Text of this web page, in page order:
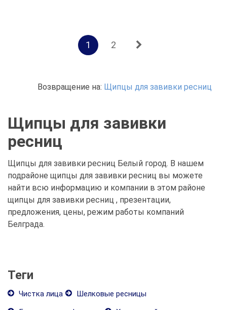
1 2
Возвращение на: Щипцы для завивки ресниц
Щипцы для завивки
ресниц
Щипцы для завивки ресниц Белый город. В нашем
подрайоне щипцы для завивки ресниц вы можете
найти всю информацию и компании в этом районе
щипцы для завивки ресниц , презентации,
предложения, цены, режим работы компаний
Белграда.
Теги
Чистка лица
Шелковые ресницы